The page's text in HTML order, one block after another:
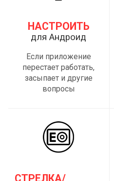
НАСТРОИТЬ
для Андроид
Если приложение
перестает работать,
засыпает и другие
вопросы
СТРЕЛКА/